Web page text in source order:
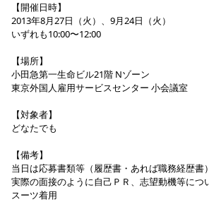
【開催日時】
2013年8月27日（火）、9月24日（火）
いずれも10:00〜12:00
【場所】
小田急第一生命ビル21階 Nゾーン
東京外国人雇用サービスセンター 小会議室
【対象者】
どなたでも
【備考】
当日は応募書類等（履歴書・あれば職務経歴書
実際の面接のように自己ＰＲ、志望動機等につ
スーツ着用